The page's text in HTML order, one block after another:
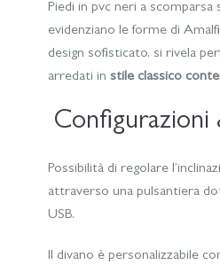
Piedi in pvc neri a scomparsa
evidenziano le forme di
design sofisticato, si rivela
arredati in stile classico
Configurazioni
Possibilità di regolare
attraverso una pulsantiera
USB.
Il divano è personalizzabile